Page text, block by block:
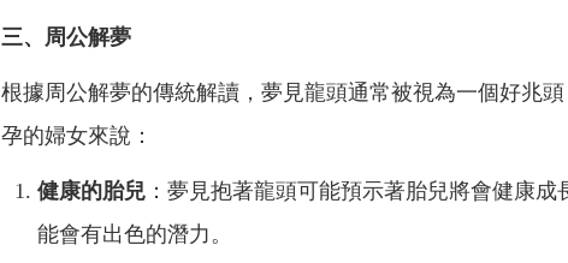
三、周公解夢
根據周公解夢的傳統解讀，夢見龍頭通常被視為一個好兆
孕的婦女來說：
健康的胎兒 ：夢見抱著龍頭可能預示著胎兒將會健康成
能會有出色的潛力。